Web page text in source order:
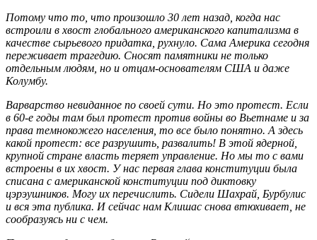
Потому что то, что произошло 30 лет назад, когда нас
встроили в хвост глобального американского капитализма в
качестве сырьевого придатка, рухнуло. Сама Америка сегодня
переживает трагедию. Сносят памятники не только
отдельным людям, но и отцам-основателям США и даже
Колумбу.
Варварство невиданное по своей сути. Но это протест. Если
в 60-е годы там был протест против войны во Вьетнаме и за
права темнокожего населения, то все было понятно. А здесь
какой протест: все разрушить, развалить! В этой ядерной,
крупной стране власть теряет управление. Но мы то с вами
встроены в их хвост. У нас первая глава конституции была
списана с американской конституции под диктовку
цэрэушников. Могу их перечислить. Сидели Шахрай, Бурбулис
и вся эта публика. И сейчас нам Клишас снова втюхивает, не
сообразуясь ни с чем.